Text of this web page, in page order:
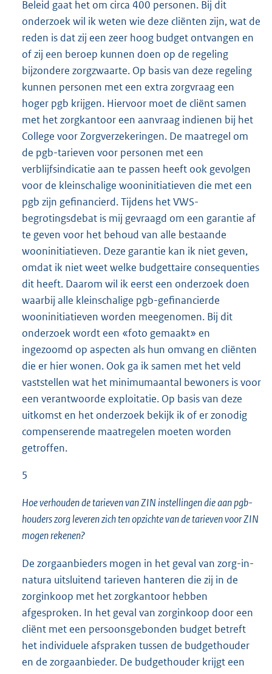
Beleid gaat het om circa 400 personen. Bij dit
onderzoek wil ik weten wie deze cliënten zijn, wat de
reden is dat zij een zeer hoog budget ontvangen en
of zij een beroep kunnen doen op de regeling
bijzondere zorgzwaarte. Op basis van deze regeling
kunnen personen met een extra zorgvraag een
hoger pgb krijgen. Hiervoor moet de cliënt samen
met het zorgkantoor een aanvraag indienen bij het
College voor Zorgverzekeringen. De maatregel om
de pgb-tarieven voor personen met een
verblijfsindicatie aan te passen heeft ook gevolgen
voor de kleinschalige wooninitiatieven die met een
pgb zijn gefinancierd. Tijdens het VWS-
begrotingsdebat is mij gevraagd om een garantie af
te geven voor het behoud van alle bestaande
wooninitiatieven. Deze garantie kan ik niet geven,
omdat ik niet weet welke budgettaire consequenties
dit heeft. Daarom wil ik eerst een onderzoek doen
waarbij alle kleinschalige pgb-gefinancierde
wooninitiatieven worden meegenomen. Bij dit
onderzoek wordt een «foto gemaakt» en
ingezoomd op aspecten als hun omvang en cliënten
die er hier wonen. Ook ga ik samen met het veld
vaststellen wat het minimumaantal bewoners is voor
een verantwoorde exploitatie. Op basis van deze
uitkomst en het onderzoek bekijk ik of er zonodig
compenserende maatregelen moeten worden
getroffen.
5
Hoe verhouden de tarieven van ZIN instellingen die aan pgb-
houders zorg leveren zich ten opzichte van de tarieven voor ZIN
mogen rekenen?
De zorgaanbieders mogen in het geval van zorg-in-
natura uitsluitend tarieven hanteren die zij in de
zorginkoop met het zorgkantoor hebben
afgesproken. In het geval van zorginkoop door een
cliënt met een persoonsgebonden budget betreft
het individuele afspraken tussen de budgethouder
en de zorgaanbieder. De budgethouder krijgt een